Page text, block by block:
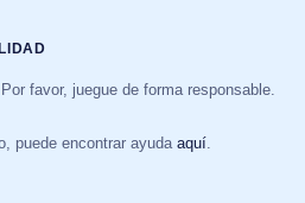
favor, juegue de forma responsable.
puede encontrar ayudaaquí